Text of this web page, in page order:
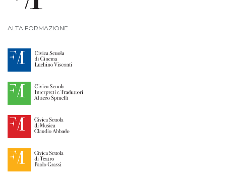
ALTA FORMAZIONE